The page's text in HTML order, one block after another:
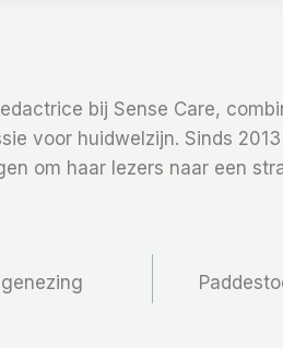
bij Sense Care,
voor huidwelzijn. Sinds
om haar lezers naar een